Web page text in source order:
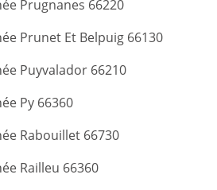
Prugnanes 66220
Prunet Et Belpuig 66130
Puyvalador 66210
Py 66360
Rabouillet 66730
Railleu 66360